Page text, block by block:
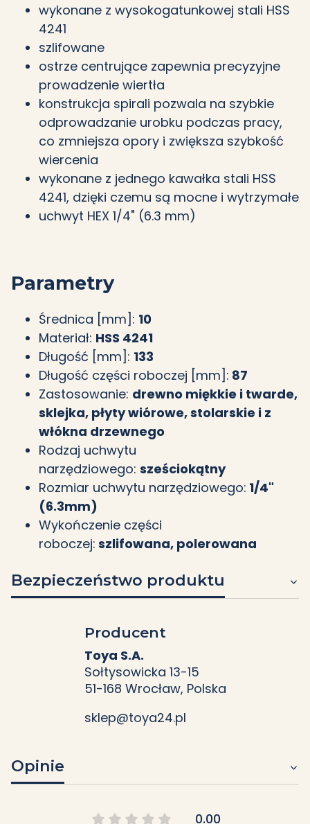
wykonane z wysokogatunkowej stali HSS
4241
szlifowane
ostrze centrujące zapewnia precyzyjne
prowadzenie wiertła
konstrukcja spirali pozwala na szybkie
odprowadzanie urobku podczas pracy,
co zmniejsza opory i zwiększa szybkość
wiercenia
wykonane z jednego kawałka stali HSS
4241, dzięki czemu są mocne i wytrzymałe
uchwyt HEX 1/4" (6.3 mm)
Parametry
Średnica [mm]: 10
Materiał: HSS 4241
Długość [mm]: 133
Długość części roboczej [mm]: 87
Zastosowanie: drewno miękkie i twarde,
sklejka, płyty wiórowe, stolarskie i z
włókna drzewnego
Rodzaj uchwytu
narzędziowego: sześciokątny
Rozmiar uchwytu narzędziowego: 1/4"
(6.3mm)
Wykończenie części
roboczej: szlifowana, polerowana
Bezpieczeństwo produktu
Producent
Toya S.A.
Sołtysowicka 13-15
51-168 Wrocław, Polska
sklep@toya24.pl
Opinie
0.00